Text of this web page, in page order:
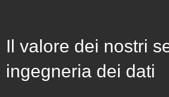
Il valore dei nostri
ingegneria dei dati